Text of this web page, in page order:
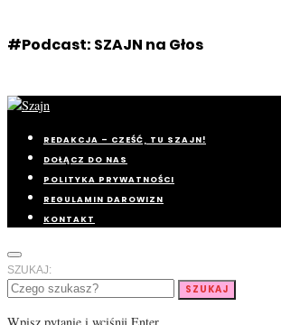
#Podcast: SZAJN na Głos
REDAKCJA – CZEŚĆ, TU SZAJN!
DOŁĄCZ DO NAS
POLITYKA PRYWATNOŚCI
REGULAMIN DAROWIZN
KONTAKT
SZUKAJ:
SZUKAJ